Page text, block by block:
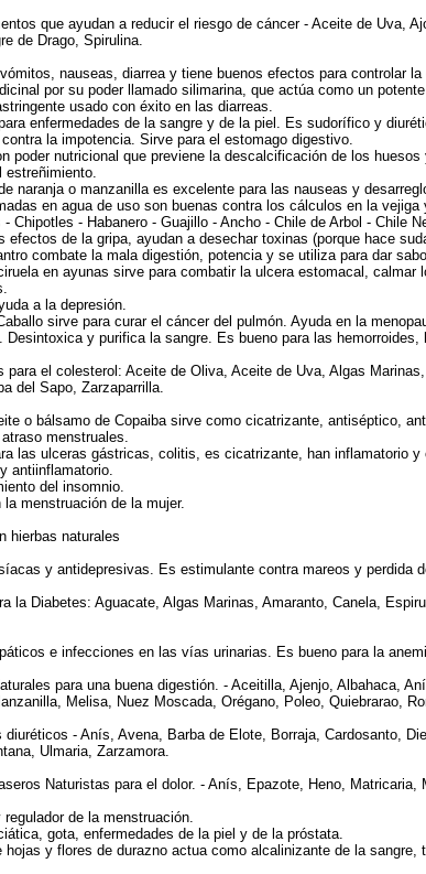
que ayudan a reducir el riesgo de cáncer - Aceite de Uva,
de Drago, Spirulina.
nauseas, diarrea y tiene buenos efectos para controlar
por su poder llamado silimarina, que actúa como un
usado con éxito en las diarreas.
enfermedades de la sangre y de la piel. Es sudorífico y
la impotencia. Sirve para el estomago digestivo.
poder nutricional que previene la descalcificación de los
estreñimiento.
naranja o manzanilla es excelente para las nauseas y
en agua de uso son buenas contra los cálculos en la vejiga
Chipotles - Habanero - Guajillo - Ancho - Chile de Arbol -
efectos de la gripa, ayudan a desechar toxinas (porque hace
combate la mala digestión, potencia y se utiliza para dar
en ayunas sirve para combatir la ulcera estomacal, calmar
a la depresión.
sirve para curar el cáncer del pulmón. Ayuda en la
Desintoxica y purifica la sangre. Es bueno para las
para el colesterol: Aceite de Oliva, Aceite de Uva, Algas
del Sapo, Zarzaparrilla.
o bálsamo de Copaiba sirve como cicatrizante, antiséptico,
menstruales.
las ulceras gástricas, colitis, es cicatrizante, han inflamatorio
antiinflamatorio.
del insomnio.
menstruación de la mujer.
hierbas naturales
y antidepresivas. Es estimulante contra mareos y perdida
la Diabetes: Aguacate, Algas Marinas, Amaranto, Canela,
e infecciones en las vías urinarias. Es bueno para la
para una buena digestión. - Aceitilla, Ajenjo, Albahaca,
Melisa, Nuez Moscada, Orégano, Poleo, Quiebrarao,
diuréticos - Anís, Avena, Barba de Elote, Borraja, Cardosanto,
Ulmaria, Zarzamora.
Naturistas para el dolor. - Anís, Epazote, Heno,
de la menstruación.
gota, enfermedades de la piel y de la próstata.
hojas y flores de durazno actua como alcalinizante de la